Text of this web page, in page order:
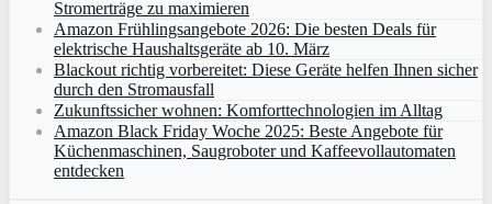
Stromerträge zu maximieren
Amazon Frühlingsangebote 2026: Die besten Deals für
elektrische Haushaltsgeräte ab 10. März
Blackout richtig vorbereitet: Diese Geräte helfen Ihnen sicher
durch den Stromausfall
Zukunftssicher wohnen: Komforttechnologien im Alltag
Amazon Black Friday Woche 2025: Beste Angebote für
Küchenmaschinen, Saugroboter und Kaffeevollautomaten
entdecken